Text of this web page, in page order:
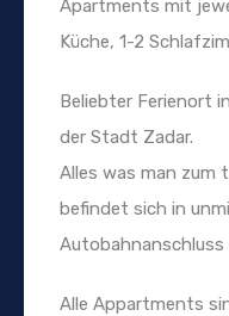
Apartments mit
Küche, 1-2
Beliebter Ferienort
der Stadt Zadar.
Alles was man zum
befindet sich in
Autobahnanschluss
Alle Appartments